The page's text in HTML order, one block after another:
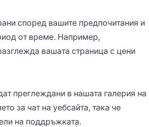
според вашите предпочитания и
от време. Например,
вашата страница с цени
преглеждани в нашата галерия на
за чат на уебсайта, така че
на поддръжката.